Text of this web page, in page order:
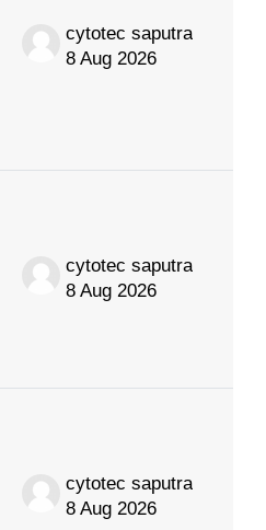
cytotec saputra
8 Aug 2026
cytotec saputra
8 Aug 2026
cytotec saputra
8 Aug 2026